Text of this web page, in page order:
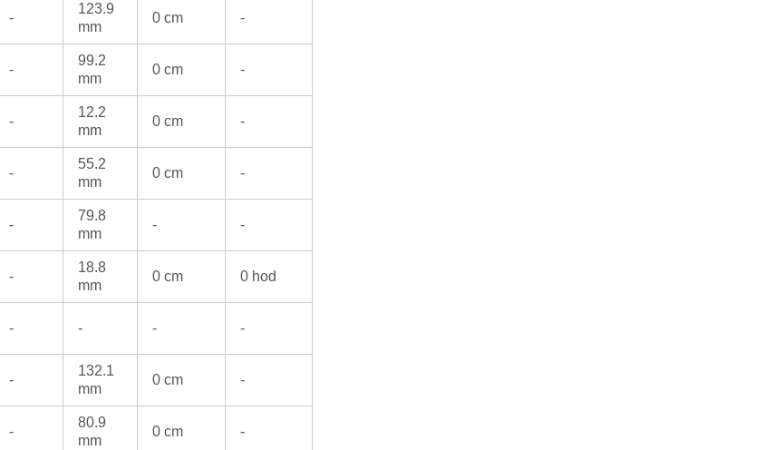
-
123.9
mm
0 cm -
-
99.2
mm
0 cm -
-
12.2
mm
0 cm -
-
55.2
mm
0 cm -
-
79.8
mm
- -
-
18.8
mm
0 cm 0 hod
- - - -
-
132.1
mm
0 cm -
-
80.9
mm
0 cm -